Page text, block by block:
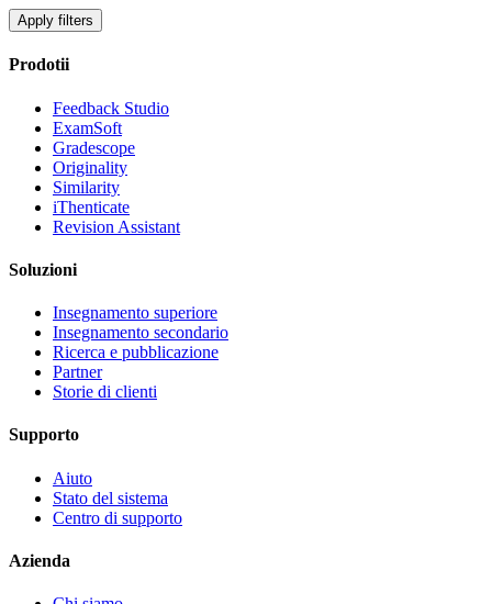
Apply filters
Prodotii
Feedback Studio
ExamSoft
Gradescope
Originality
Similarity
iThenticate
Revision Assistant
Soluzioni
Insegnamento superiore
Insegnamento secondario
Ricerca e pubblicazione
Partner
Storie di clienti
Supporto
Aiuto
Stato del sistema
Centro di supporto
Azienda